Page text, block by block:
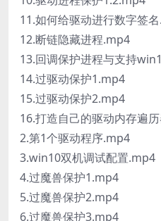
11.如何给驱动进行数字签
12.断链隐藏进程.mp4
13.回调保护进程与支持
14.过驱动保护1.mp4
15.过驱动保护2.mp4
16.打造自己的驱动内存遍
2.第1个驱动程序.mp4
3.win10双机调试配置.mp4
4.过魔兽保护1.mp4
5.过魔兽保护2.mp4
6.过魔兽保护3.mp4